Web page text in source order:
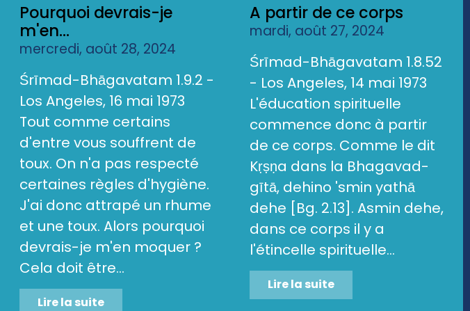
Pourquoi devrais-je
m'en...
mercredi, août 28, 2024
Śrīmad-Bhāgavatam 1.9.2 -
Los Angeles, 16 mai 1973
Tout comme certains
d'entre vous souffrent de
toux. On n'a pas respecté
certaines règles d'hygiène.
J'ai donc attrapé un rhume
et une toux. Alors pourquoi
devrais-je m'en moquer ?
Cela doit être...
Lire la suite
A partir de ce corps
mardi, août 27, 2024
Śrīmad-Bhāgavatam 1.8.52
- Los Angeles, 14 mai 1973
L'éducation spirituelle
commence donc à partir
de ce corps. Comme le dit
Kṛṣṇa dans la Bhagavad-
gītā, dehino 'smin yathā
dehe [Bg. 2.13]. Asmin dehe,
dans ce corps il y a
l'étincelle spirituelle...
Lire la suite